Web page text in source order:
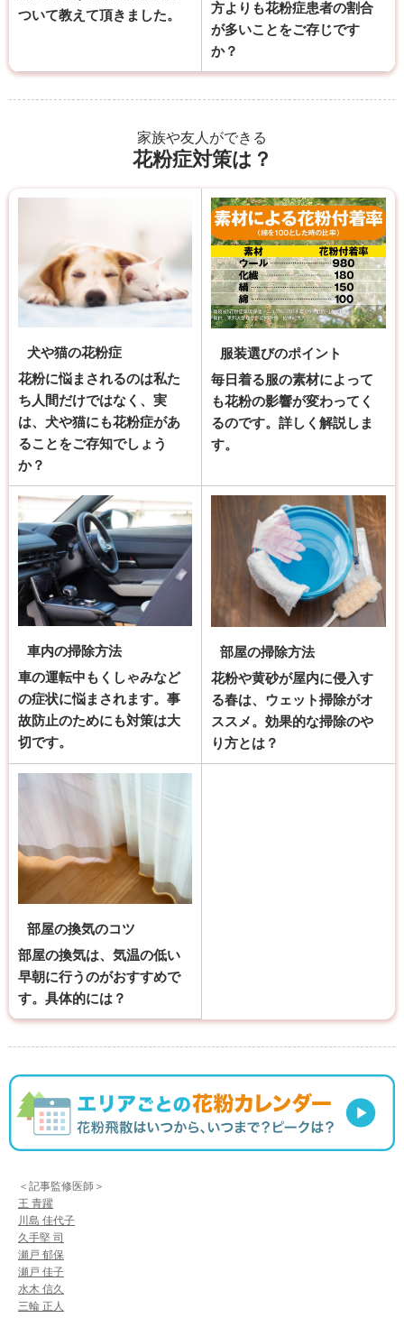
ついて教えて頂きました。
方よりも花粉症患者の割合
が多いことをご存じです
か？
家族や友人ができる
花粉症対策は？
犬や猫の花粉症
花粉に悩まされるのは私た
ち人間だけではなく、実
は、犬や猫にも花粉症があ
ることをご存知でしょう
か？
服装選びのポイント
毎日着る服の素材によって
も花粉の影響が変わってく
るのです。詳しく解説しま
す。
車内の掃除方法
車の運転中もくしゃみなど
の症状に悩まされます。事
故防止のためにも対策は大
切です。
部屋の掃除方法
花粉や黄砂が屋内に侵入す
る春は、ウェット掃除がオ
ススメ。効果的な掃除のや
り方とは？
部屋の換気のコツ
部屋の換気は、気温の低い
早朝に行うのがおすすめで
す。具体的には？
＜記事監修医師＞
王 青躍
川島 佳代子
久手堅 司
瀬戸 郁保
瀬戸 佳子
水木 信久
三輪 正人